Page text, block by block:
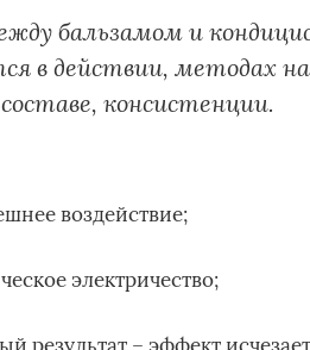
бальзамом и
в действии, методах
консистенции.
воздействие;
электричество;